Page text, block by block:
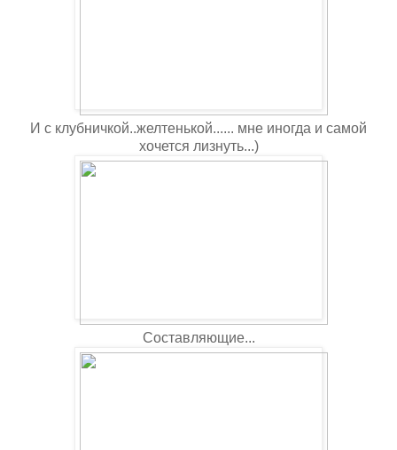
И с клубничкой..желтенькой...... мне иногда и самой
хочется лизнуть...)
Составляющие...